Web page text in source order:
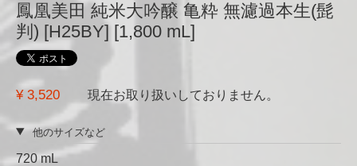
鳳凰美田 純米大吟醸 亀粋 無濾過本生(髭
判) [H25BY] [1,800 mL]
¥ 3,520 現在お取り扱いしておりません。
他のサイズなど
720 mL